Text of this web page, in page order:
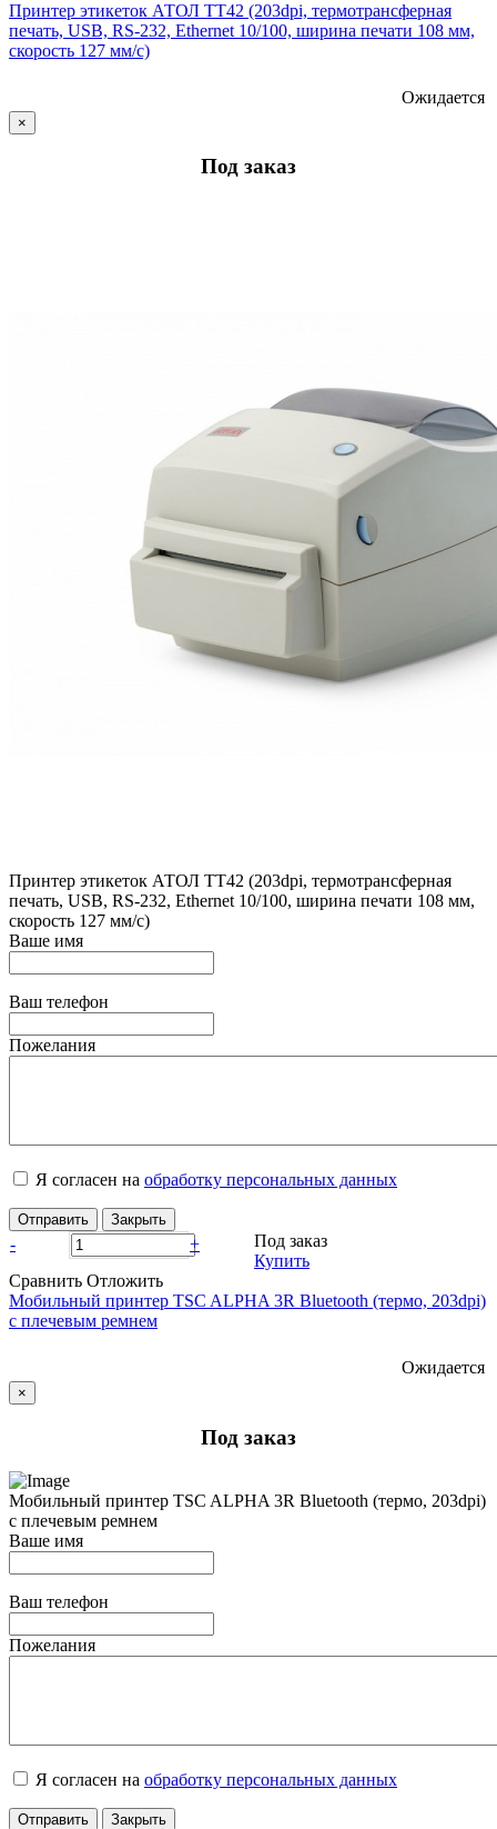
Принтер этикеток АТОЛ ТТ42 (203dpi, термотрансферная
печать, USB, RS-232, Ethernet 10/100, ширина печати 108 мм,
скорость 127 мм/с)
Ожидается
×
Под заказ
Принтер этикеток АТОЛ ТТ42 (203dpi, термотрансферная
печать, USB, RS-232, Ethernet 10/100, ширина печати 108 мм,
скорость 127 мм/с)
Ваше имя
Ваш телефон
Пожелания
Я согласен на обработку персональных данных
Отправить Закрыть
- +
Под заказ
Купить
Сравнить Отложить
Мобильный принтер TSC ALPHA 3R Bluetooth (термо, 203dpi)
с плечевым ремнем
Ожидается
×
Под заказ
Мобильный принтер TSC ALPHA 3R Bluetooth (термо, 203dpi)
с плечевым ремнем
Ваше имя
Ваш телефон
Пожелания
Я согласен на обработку персональных данных
Отправить Закрыть